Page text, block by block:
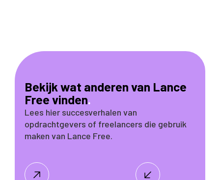
Bekijk wat anderen van Lance
Free vinden.
Lees hier succesverhalen van
opdrachtgevers of freelancers die gebruik
maken van Lance Free.